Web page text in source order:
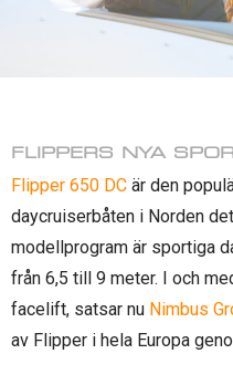
FLIPPERS NYA
Flipper 650 DC är den
daycruiserbåten i Norden
modellprogram är sportiga
från 6,5 till 9 meter. I och
facelift, satsar nu Nimbus
av Flipper i hela Europa